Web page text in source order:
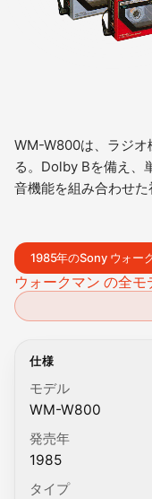
WM-W800は、ラジオ
る。Dolby Bを備え、
音機能を組み合わせた
1985年のSony ウォー
ウォークマン の全モ
仕様
モデル
WM-W800
発売年
1985
タイプ